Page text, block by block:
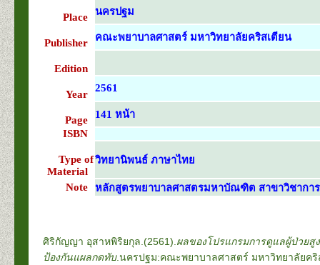
Place นครปฐม
Publisher คณะพยาบาลศาสตร์ มหาวิทยาลัยคริสเตียน
Edition
Year
2561
Page
141 หน้า
ISBN
Type of
Material
วิทยานิพนธ์ ภาษาไทย
Note หลักสูตรพยาบาลศาสตรมหาบัณฑิต สาขาวิชากา
ศิริกัญญา อุสาหพิริยกุล.(2561). ผลของโปรแกรมการดูแลผู้ป่วยสู
ป้องกันแผลกดทับ.นครปฐม:คณะพยาบาลศาสตร์ มหาวิทยาลัยคริ